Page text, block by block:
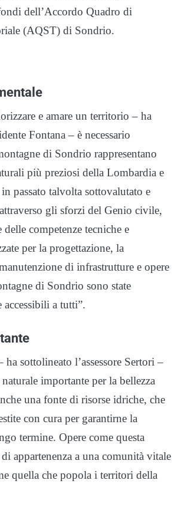
dell’Accordo Quadro di
(AQST) di Sondrio.
e amare un territorio – ha
Fontana – è necessario
di Sondrio rappresentano
più preziosi della Lombardia e
passato talvolta sottovalutato e
gli sforzi del Genio civile,
competenze tecniche e
per la progettazione, la
di infrastrutture e opere
di Sondrio sono state
accessibili a tutti”.
sottolineato l’assessore Sertori –
importante per la bellezza
una fonte di risorse idriche, che
con cura per garantirne la
termine. Opere come questa
appartenenza a una comunità vitale
quella che popola i territori della